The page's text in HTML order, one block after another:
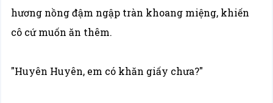
hương nồng đậm ngập tràn khoang miệng, khiến
cô cứ muốn ăn thêm.
"Huyên Huyên, em có khăn giấy chưa?"